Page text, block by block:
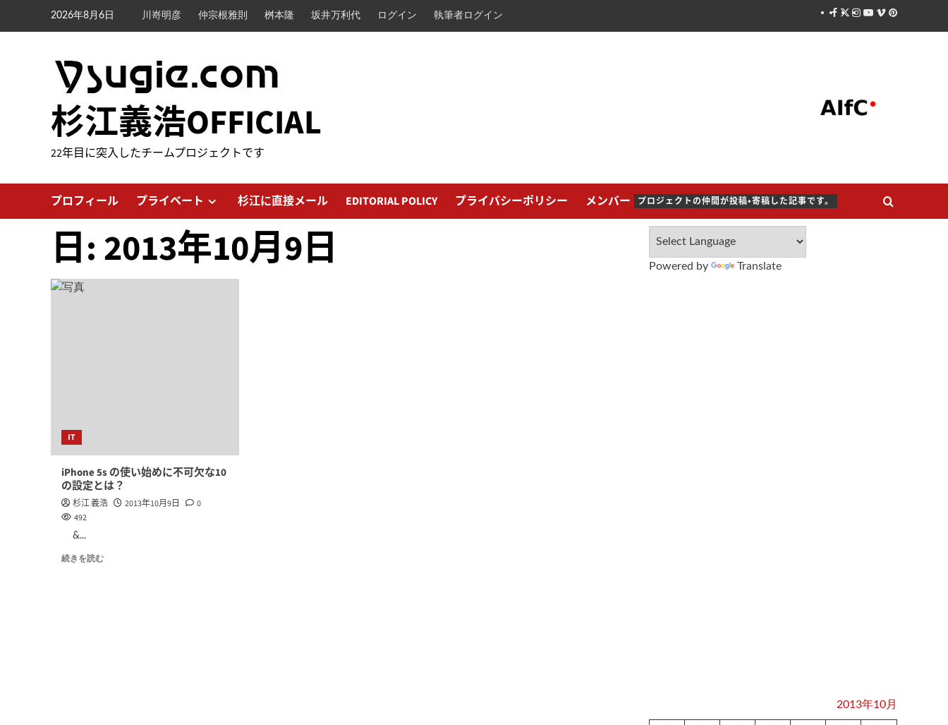
2026年8月6日 川嵜明彦 仲宗根雅則 桝本隆 坂井万利代 ログイン 執筆者ログイン Facebook
X Instagram
Youtube
VimeoPinterest
杉江義浩OFFICIAL
22年目に突入したチームプロジェクトです
プロフィール プライベート 杉江に直接メール EDITORIAL POLICY プライバシーポリシー メンバー プロジェクトの仲間が投稿・寄稿した記事です。
日:2013年10月9日
IT
iPhone 5s の使い始めに不可欠な10
の設定とは？
杉江 義浩 2013年10月9日
0
492
&...
続きを読む
Powered by Translate
2013年10月